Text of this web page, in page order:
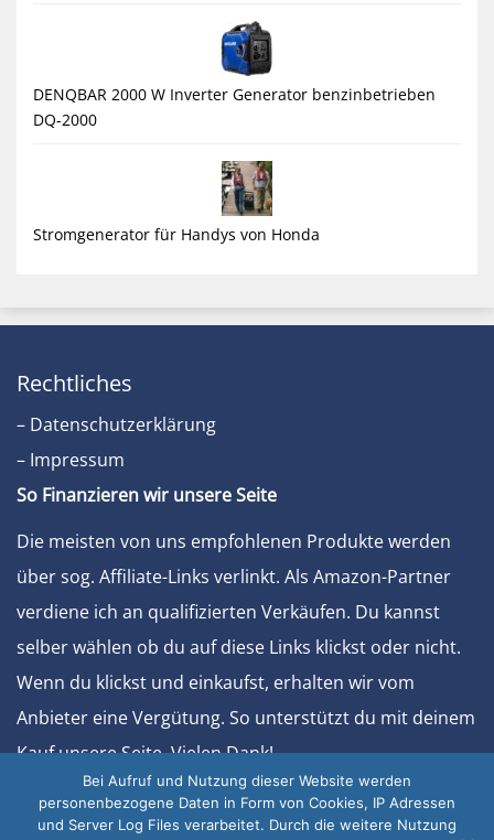
DENQBAR 2000 W Inverter Generator benzinbetrieben
DQ-2000
Stromgenerator für Handys von Honda
Rechtliches
– Datenschutzerklärung
– Impressum
So Finanzieren wir unsere Seite
Die meisten von uns empfohlenen Produkte werden
über sog. Affiliate-Links verlinkt. Als Amazon-Partner
verdiene ich an qualifizierten Verkäufen. Du kannst
selber wählen ob du auf diese Links klickst oder nicht.
Wenn du klickst und einkaufst, erhalten wir vom
Anbieter eine Vergütung. So unterstützt du mit deinem
Kauf unsere Seite. Vielen Dank!
Sonstiges
– Werben Sie bei uns
Bei Aufruf und Nutzung dieser Website werden
personenbezogene Daten in Form von Cookies, IP Adressen
und Server Log Files verarbeitet. Durch die weitere Nutzung